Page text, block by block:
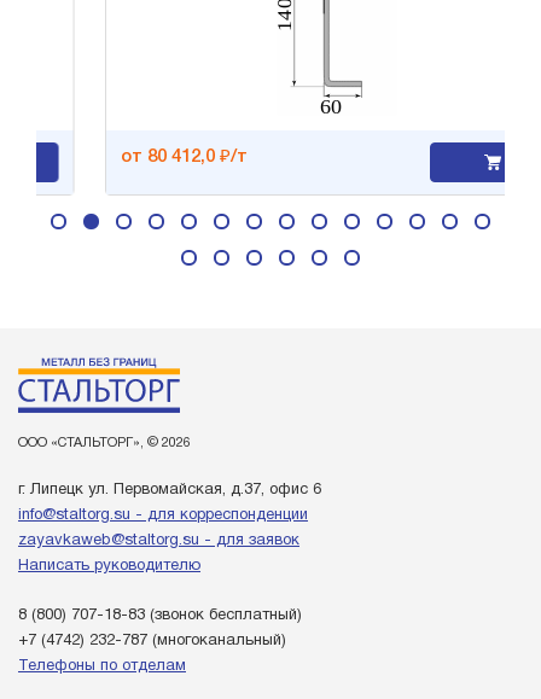
от 80 412,0 ₽/т
ООО «СТАЛЬТОРГ», © 2026
г. Липецк ул. Первомайская, д.37, офис 6
info@staltorg.su - для корреспонденции
zayavkaweb@staltorg.su - для заявок
Написать руководителю
8 (800) 707-18-83 (звонок бесплатный)
+7 (4742) 232-787 (многоканальный)
Телефоны по отделам